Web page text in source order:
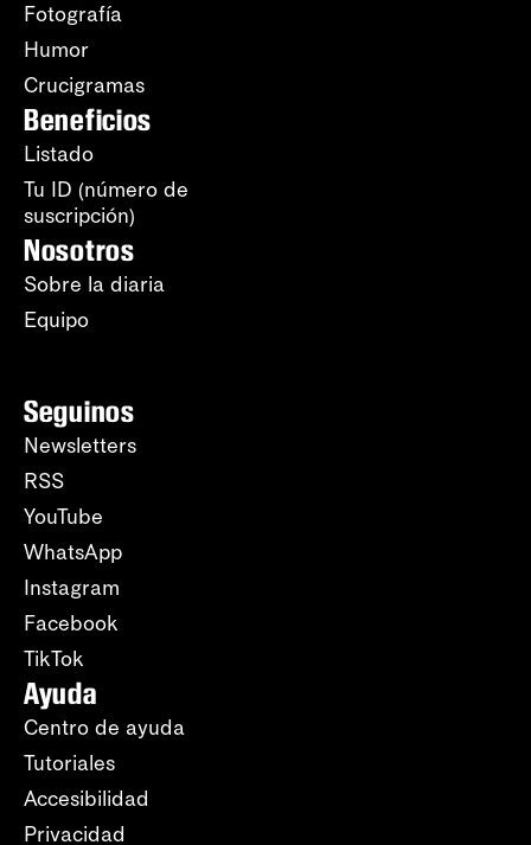
Fotografía
Humor
Crucigramas
Beneficios
Listado
Tu ID (número de
suscripción)
Nosotros
Sobre la diaria
Equipo
Seguinos
Newsletters
RSS
YouTube
WhatsApp
Instagram
Facebook
TikTok
Ayuda
Centro de ayuda
Tutoriales
Accesibilidad
Privacidad